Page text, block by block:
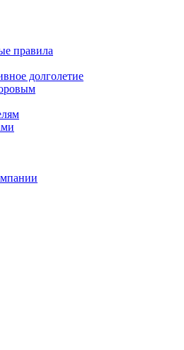
правила
долголетие